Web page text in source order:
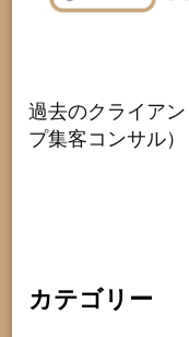
過去のクライア
プ集客コンサル）
カテゴリー